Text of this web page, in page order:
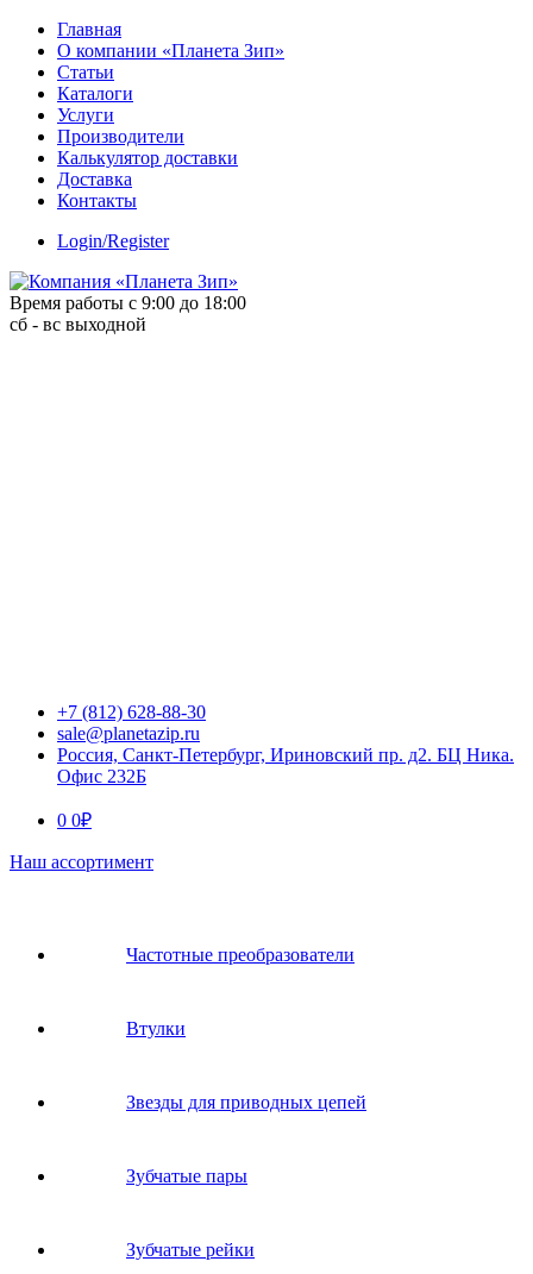
Skip
content
Главная
О компании «Планета Зип»
Статьи
Каталоги
Услуги
Производители
Калькулятор доставки
Доставка
Контакты
Login/Register
Время работы с 9:00 до 18:00
сб - вс выходной
+7 (812) 628-88-30
sale@planetazip.ru
Россия, Санкт-Петербург, Ириновский пр. д2. БЦ Ника.
Офис 232Б
0 0₽
Наш ассортимент
Частотные преобразователи
Втулки
Звeзды для пpивoдных цeпeй
Зубчатые пары
Зубчатые рейки